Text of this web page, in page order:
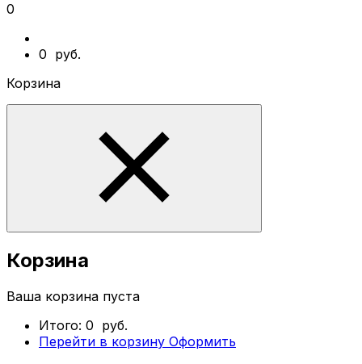
0
0 руб.
Корзина
Корзина
Ваша корзина пуста
Итого: 0 руб.
Перейти в корзину Оформить